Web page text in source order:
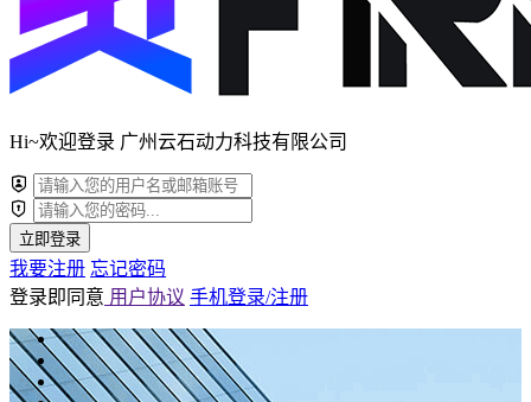
Hi~欢迎登录 广州云石动力科技有限公司
立即登录
我要注册 忘记密码
登录即同意 用户协议 手机登录/注册